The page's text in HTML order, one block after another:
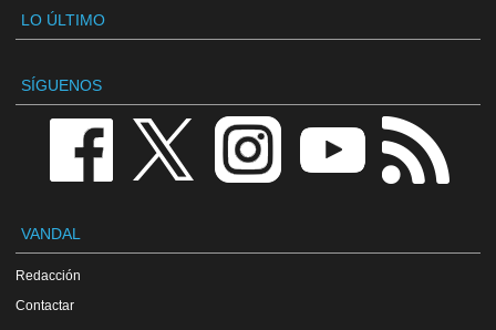
LO ÚLTIMO
SÍGUENOS
VANDAL
Redacción
Contactar